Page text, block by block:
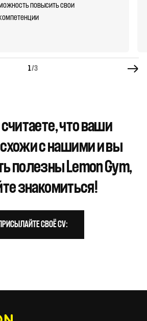
повысить свои
1/3
что ваши
с нашими и вы
полезны Lemon Gym,
знакомиться!
СВОЁ CV: